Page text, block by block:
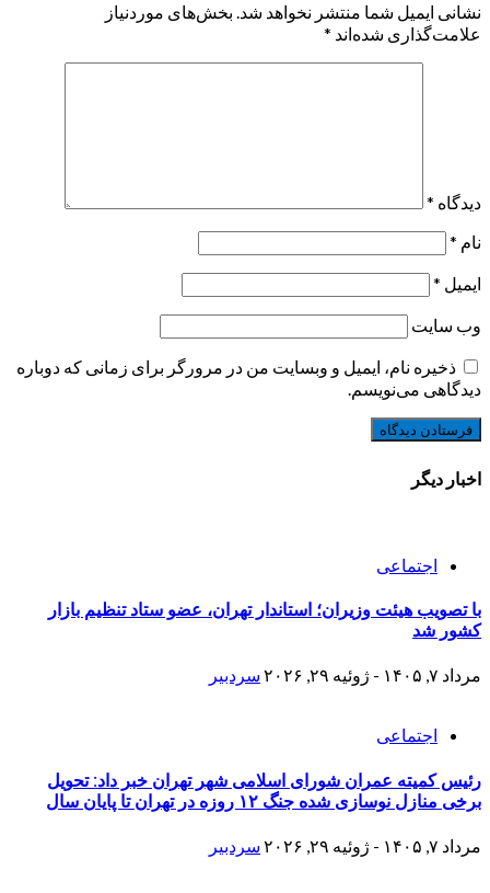
نشانی ایمیل شما منتشر نخواهد شد. بخش‌های موردنیاز
علامت‌گذاری شده‌اند *
دیدگاه *
نام *
ایمیل *
وب‌ سایت
ذخیره نام، ایمیل و وبسایت من در مرورگر برای زمانی که دوباره
دیدگاهی می‌نویسم.
اخبار دیگر
اجتماعی
با تصویب هیئت وزیران؛ استاندار تهران، عضو ستاد تنظیم بازار
کشور شد
مرداد ۷, ۱۴۰۵ - ژوئیه ۲۹, ۲۰۲۶ سردبیر
اجتماعی
رئیس کمیته عمران شورای اسلامی شهر تهران خبر داد: تحویل
برخی منازل نوسازی شده جنگ ۱۲ روزه در تهران تا پایان سال
مرداد ۷, ۱۴۰۵ - ژوئیه ۲۹, ۲۰۲۶ سردبیر